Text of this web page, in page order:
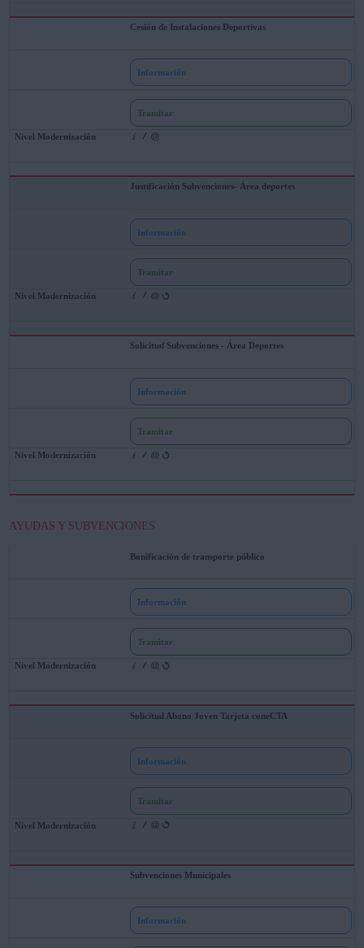
Cesión de Instalaciones Deportivas
Información
Tramitar
Justificación Subvenciones- Área deportes
Información
Tramitar
Solicitud Subvenciones - Área Deportes
Información
Tramitar
AYUDAS Y SUBVENCIONES
Bonificación de transporte público
Información
Tramitar
Solicitud Abono Joven Tarjeta coneCTA
Información
Tramitar
Subvenciones Municipales
Información